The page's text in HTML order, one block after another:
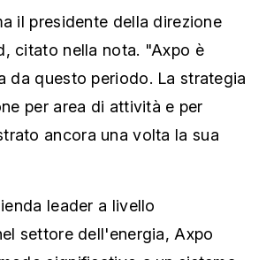
il presidente della direzione
citato nella nota. "Axpo è
da questo periodo. La strategia
per area di attività e per
ancora una volta la sua
leader a livello
settore dell'energia, Axpo